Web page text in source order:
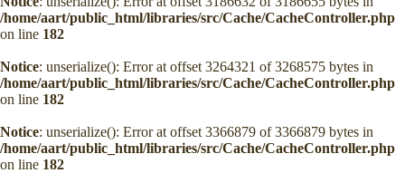
/home/aart/public_html/libraries/src/Cache/CacheController.php
on line 182
Notice: unserialize(): Error at offset 3264321 of 3268575 bytes in
/home/aart/public_html/libraries/src/Cache/CacheController.php
on line 182
Notice: unserialize(): Error at offset 3366879 of 3366879 bytes in
/home/aart/public_html/libraries/src/Cache/CacheController.php
on line 182